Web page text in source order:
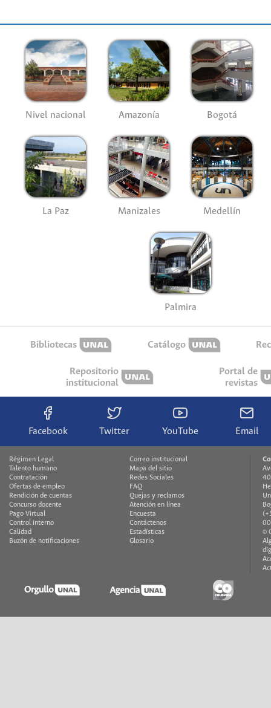
Nivel nacional Amazonía Bogotá
La Paz Manizales Medellín
Palmira
Bibliotecas Catálogo
Repositorio
institucional
Portal de
revistas
Facebook Twitter YouTube Email
Régimen Legal
Talento humano
Contratación
Ofertas de empleo
Rendición de cuentas
Concurso docente
Pago Virtual
Control interno
Calidad
Buzón de notificaciones
Correo institucional
Mapa del sitio
Redes Sociales
FAQ
Quejas y reclamos
Atención en línea
Encuesta
Contáctenos
Estadísticas
Glosario
©